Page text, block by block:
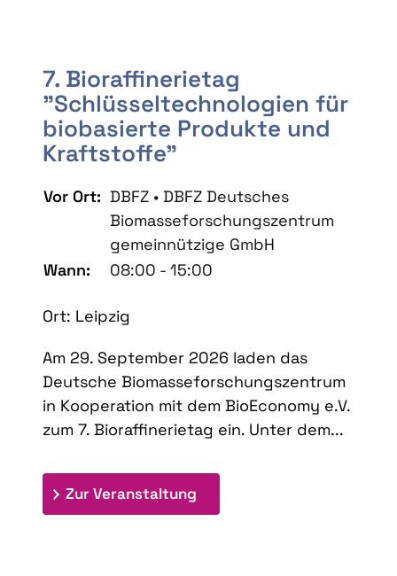
7. Bioraffinerietag
"Schlüsseltechnologien für
biobasierte Produkte und
Kraftstoffe"
Vor Ort: DBFZ • DBFZ Deutsches
Biomasseforschungszentrum
gemeinnützige GmbH
Wann:
08:00 - 15:00
Ort: Leipzig
Am 29. September 2026 laden das
Deutsche Biomasseforschungszentrum
in Kooperation mit dem BioEconomy e.V.
zum 7. Bioraffinerietag ein. Unter dem...
Zur Veranstaltung